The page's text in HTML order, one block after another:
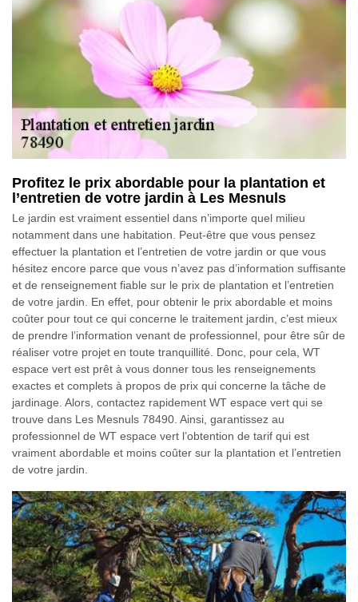
Profitez le prix abordable pour la plantation et
l’entretien de votre jardin à Les Mesnuls
Le jardin est vraiment essentiel dans n’importe quel milieu
notamment dans une habitation. Peut-être que vous pensez
effectuer la plantation et l’entretien de votre jardin or que vous
hésitez encore parce que vous n’avez pas d’information suffisante
et de renseignement fiable sur le prix de plantation et l’entretien
de votre jardin. En effet, pour obtenir le prix abordable et moins
coûter pour tout ce qui concerne le traitement jardin, c’est mieux
de prendre l’information venant de professionnel, pour être sûr de
réaliser votre projet en toute tranquillité. Donc, pour cela, WT
espace vert est prêt à vous donner tous les renseignements
exactes et complets à propos de prix qui concerne la tâche de
jardinage. Alors, contactez rapidement WT espace vert qui se
trouve dans Les Mesnuls 78490. Ainsi, garantissez au
professionnel de WT espace vert l’obtention de tarif qui est
vraiment abordable et moins coûter sur la plantation et l’entretien
de votre jardin.